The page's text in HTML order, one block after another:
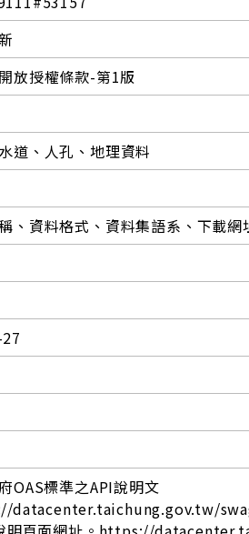
放授權條款-第1版
道、人孔、地理資料
、資料格式、資料集語系、下載
OAS標準之API說明文
datacenter.taichung.gov.tw/